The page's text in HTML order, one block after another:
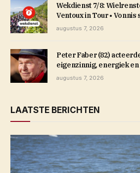
Wekdienst 7/8:
Ventoux in Tour •
augustus 7, 2026
Peter Faber (82)
eigenzinnig, energiek
augustus 7, 2026
LAATSTE BERICHTEN